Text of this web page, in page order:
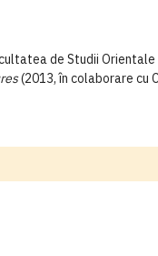
de Studii
(2013, în colaborare cu